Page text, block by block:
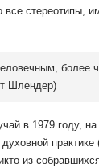
стереотипы,
более
Шлендер)
в 1979 году, на
из